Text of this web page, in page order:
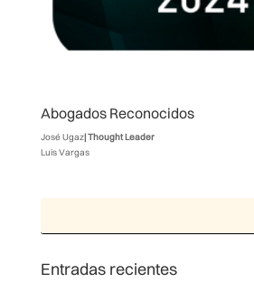
Abogados Reconocidos
José Ugaz| Thought Leader
Luis Vargas
Entradas recientes